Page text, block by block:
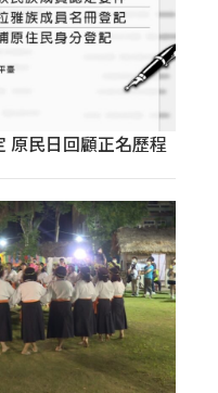
原民日回顧正名歷程